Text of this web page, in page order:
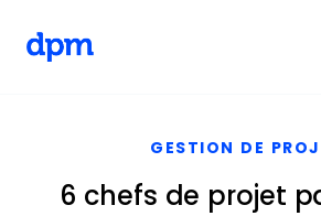
GESTION DE
6 chefs de projet